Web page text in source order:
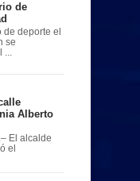
de
de deporte el
se
Alberto
El alcalde
el